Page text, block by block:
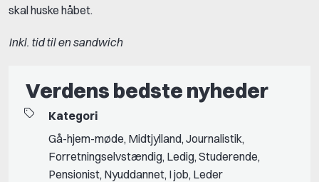
skal huske håbet.
Inkl. tid til en sandwich
Verdens bedste nyheder
Kategori
Gå-hjem-møde, Midtjylland, Journalistik,
Forretningselvstændig, Ledig, Studerende,
Pensionist, Nyuddannet, I job, Leder